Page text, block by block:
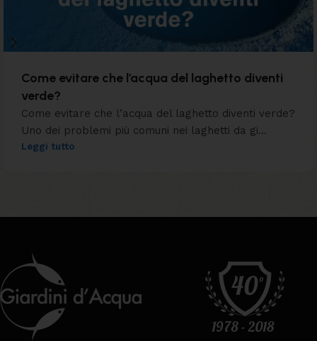
Come evitare che l’acqua del laghetto diventi
verde?
Come evitare che l’acqua del laghetto diventi verde?
Uno dei problemi più comuni nei laghetti da gi...
Leggi tutto